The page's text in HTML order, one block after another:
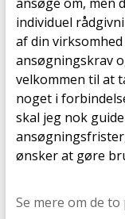
individuel
af din
ansøgningskrav
velkommen til at
noget i
skal jeg nok
ønsker at gøre
Se mere om de